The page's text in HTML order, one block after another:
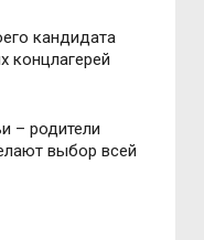
кандидата
концлагерей
– родители
выбор всей